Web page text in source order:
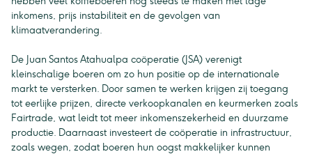
inkomens, prijs instabiliteit en de gevolgen van
klimaatverandering.
De Juan Santos Atahualpa coöperatie (JSA) verenigt
kleinschalige boeren om zo hun positie op de internationale
markt te versterken. Door samen te werken krijgen zij toegang
tot eerlijke prijzen, directe verkoopkanalen en keurmerken zoals
Fairtrade, wat leidt tot meer inkomenszekerheid en duurzame
productie. Daarnaast investeert de coöperatie in infrastructuur,
zoals wegen, zodat boeren hun oogst makkelijker kunnen